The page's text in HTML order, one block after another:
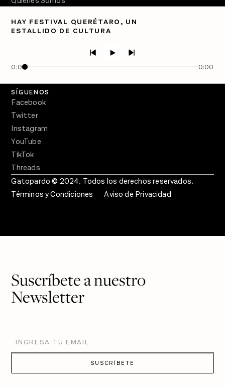
HAY FESTIVAL QUERÉTARO, UN
ESTALLIDO DE CULTURA
0:00 0:00
PÓDCASTS
Crecer en Distopía
SÍGUENOS
Facebook
Twitter
Instagram
YouTube
TikTok
Threads
Gatopardo © 2024. Todos los derechos reservados.
Términos y Condiciones
Aviso de Privacidad
Suscríbete a nuestro
Newsletter